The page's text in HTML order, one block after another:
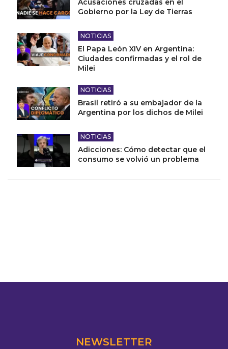
Acusaciones cruzadas en el
Gobierno por la Ley de Tierras
NOTICIAS
El Papa León XIV en Argentina:
Ciudades confirmadas y el rol de
Milei
NOTICIAS
Brasil retiró a su embajador de la
Argentina por los dichos de Milei
NOTICIAS
Adicciones: Cómo detectar que el
consumo se volvió un problema
NEWSLETTER